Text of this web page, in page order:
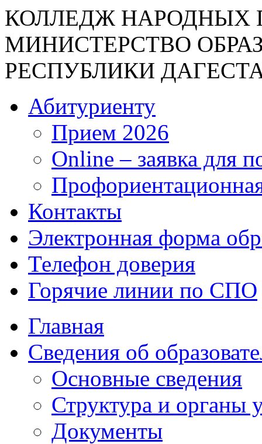
КОЛЛЕДЖ НАРОДНЫХ
МИНИСТЕРСТВО
РЕСПУБЛИКИ
Абитуриенту
Прием 2026
Online – заявка для
Контакты
Электронная форма
Телефон доверия
Горячие линии по СПО
Главная
Сведения об
Основные сведения
Структура и органы
Документы